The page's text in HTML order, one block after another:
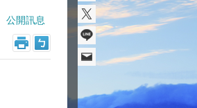
公開訊息